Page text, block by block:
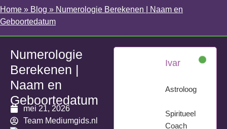
Home » Blog » Numerologie Berekenen | Naam en
Geboortedatum
Numerologie
Berekenen |
Naam en
Geboortedatum
mei 21, 2026
Team Mediumgids.nl
Ivar
Astroloog
Spiritueel
Coach